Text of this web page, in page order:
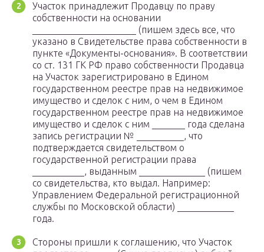
Участок принадлежит Продавцу по праву
собственности на основании
______________________ (пишем здесь все, что
указано в Свидетельстве права собственности в
пункте «Документы-основания». В соответствии
со ст. 131 ГК РФ право собственности Продавца
на Участок зарегистрировано в Едином
государственном реестре прав на недвижимое
имущество и сделок с ним, о чем в Едином
государственном реестре прав на недвижимое
имущество и сделок с ним _______ года сделана
запись регистрации № __________, что
подтверждается свидетельством о
государственной регистрации права
___________, выданным ______________ (пишем
со свидетельства, кто выдал. Например:
Управлением Федеральной регистрационной
службы по Московской области) ____________
года.
Стороны пришли к соглашению, что Участок